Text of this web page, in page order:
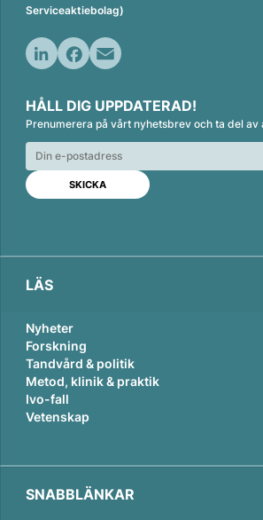
Serviceaktiebolag)
n
k
e
d
n
c
e
b
o
o
k
a
i
l
HÅLL DIG UPPDATERAD!
Prenumerera på vårt nyhetsbrev och ta del
LÄS
Nyheter
Forskning
Tandvård & politik
Metod, klinik & praktik
Ivo-fall
Vetenskap
SNABBLÄNKAR